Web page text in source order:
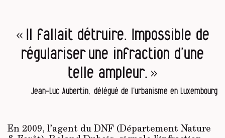
« Il fallait détruire. Impossible de
régulariser une infraction d’une
telle ampleur. »
Jean-Luc Aubertin, délégué de l’urbanisme en Luxembourg
En 2009, l’agent du DNF (Département Nature